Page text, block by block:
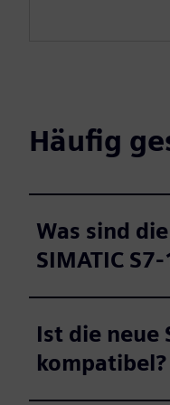
Häufig
Was sind
SIMATIC
Ist die neue
kompatibel?